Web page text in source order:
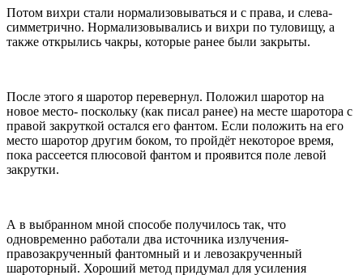
Потом вихри стали нормализовываться и с права, и слева-
симметрично. Нормализовывались и вихри по туловищу, а
также открылись чакры, которые ранее были закрыты.
После этого я шаротор перевернул. Положил шаротор на
новое место- поскольку (как писал ранее) на месте шаротора с
правой закруткой остался его фантом. Если положить на его
место шаротор другим боком, то пройдёт некоторое время,
пока рассеется плюсовой фантом и проявится поле левой
закрутки.
А в выбранном мной способе получилось так, что
одновременно работали два источника излучения-
правозакрученный фантомный и и левозакрученный
шароторный. Хороший метод придумал для усиления